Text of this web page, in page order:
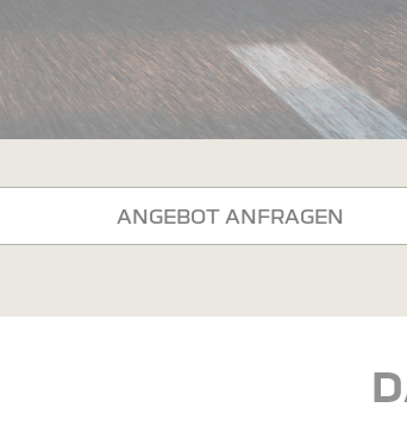
ANGEBOT ANFRAGEN